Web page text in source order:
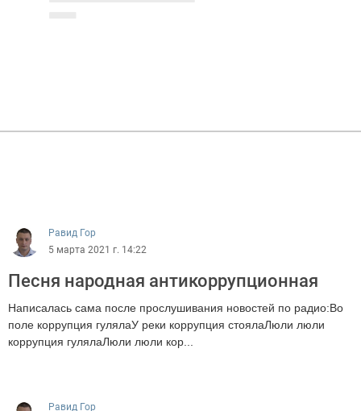
Равид Гор
5 марта 2021 г. 14:22
Песня народная антикоррупционная
Написалась сама после прослушивания новостей по радио:Во
поле коррупция гулялаУ реки коррупция стоялаЛюли люли
коррупция гулялаЛюли люли кор...
Равид Гор